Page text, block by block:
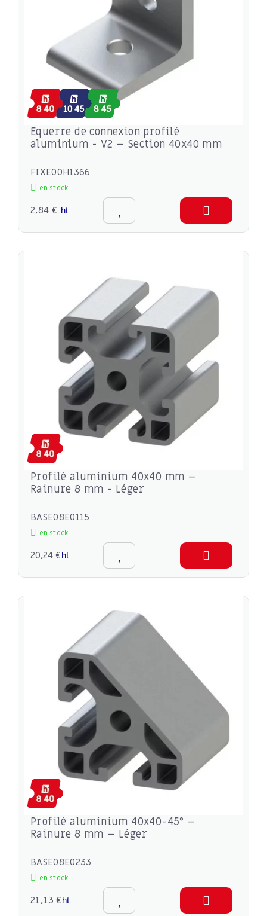
Equerre de connexion profilé
aluminium - V2 – Section 40x40 mm
FIXE00H1366
en stock
2,84 € ht
Profilé aluminium 40x40 mm –
Rainure 8 mm - Léger
BASE08E0115
en stock
20,24 €ht
Profilé aluminium 40x40-45° –
Rainure 8 mm – Léger
BASE08E0233
en stock
21,13 €ht